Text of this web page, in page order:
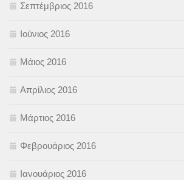
Σεπτέμβριος 2016
Ιούνιος 2016
Μάιος 2016
Απρίλιος 2016
Μάρτιος 2016
Φεβρουάριος 2016
Ιανουάριος 2016